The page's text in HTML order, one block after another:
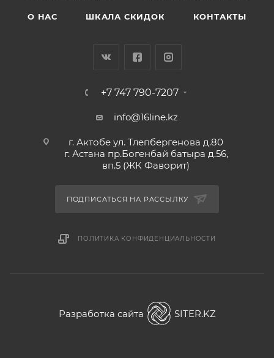
О НАС ШКАЛА СКИДОК КОНТАКТЫ
+7 747 790-7207
info@16line.kz
г. Актобе ул. Тлепбергенова д.80
г. Астана пр.Богенбай батыра д.56,
вп.5 (ЖК Фаворит)
ПОДПИСАТЬСЯ НА РАССЫЛКУ
ПОЛИТИКА КОНФИДЕНЦИАЛЬНОСТИ
Разработка сайта SITER.KZ